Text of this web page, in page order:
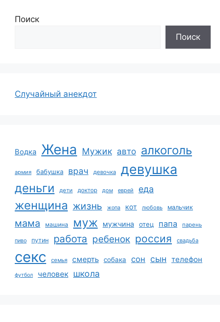
Поиск
Поиск
Случайный анекдот
Водка Жена Мужик авто алкоголь
армия бабушка врач девочка девушка
деньги дети доктор дом еврей еда
женщина жизнь жопа кот любовь мальчик
мама машина муж мужчина отец папа парень
пиво путин работа ребенок россия свадьба
секс семья смерть собака сон сын телефон
футбол человек школа